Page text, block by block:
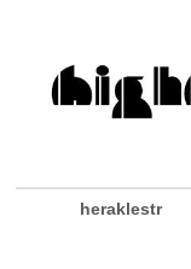
heraklestr